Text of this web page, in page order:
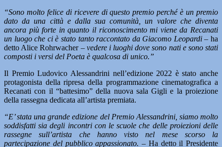
“Sono molto felice di ricevere di questo premio perché è un premio
dato da una città e dalla sua comunità, un valore che diventa
ancora più forte in quanto il riconoscimento mi viene da Recanati
un luogo che ci è stato tanto raccontato da Giacomo Leopardi– ha
detto Alice Rohrwacher – vedere i luoghi dove sono nati e sono stati
composti i versi del Poeta è qualcosa di unico.”
Il Premio Ludovico Alessandrini nell’edizione 2022 è stato anche
protagonista della ripresa della programmazione cinematografica a
Recanati con il “battesimo” della nuova sala Gigli e la proiezione
della rassegna dedicata all’artista premiata.
“E’ stata una grande edizione del Premio Alessandrini, siamo molto
soddisfatti sia degli incontri con le scuole che delle proiezioni delle
rassegne sull’artista che hanno visto nel mese scorso la
partecipazione del pubblico appassionato. – Ha detto il Presidente